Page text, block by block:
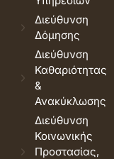
Διεύθυνση
Δόμησης
Διεύθυνση
Καθαριότητας
&
Ανακύκλωσης
Διεύθυνση
Κοινωνικής
Προστασίας,